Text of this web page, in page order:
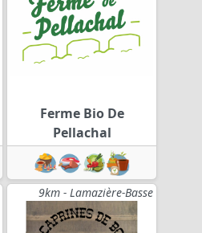
Ferme Bio De
Pellachal
9km - Lamazière-Basse